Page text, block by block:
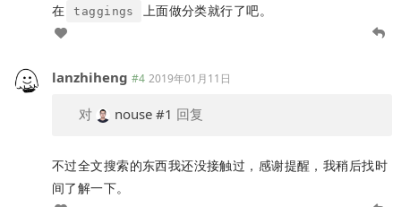
在 taggings 上面做分类就行了吧。
lanzhiheng #4 2019年01月11日
对 nouse #1 回复
不过全文搜索的东西我还没接触过，感谢提醒，我稍后找时
间了解一下。